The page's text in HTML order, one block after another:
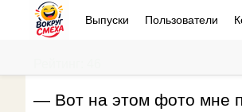
Выпуски Пользователи
— Вот на этом фото мне